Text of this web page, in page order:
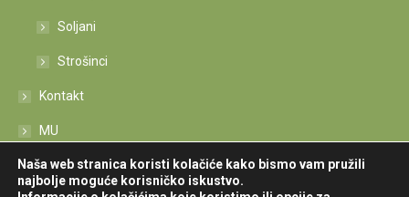
Soljani
Strošinci
Kontakt
MU
Izjava o pristupačnosti
Naša web stranica koristi kolačiće kako bismo vam pružili
najbolje moguće korisničko iskustvo.